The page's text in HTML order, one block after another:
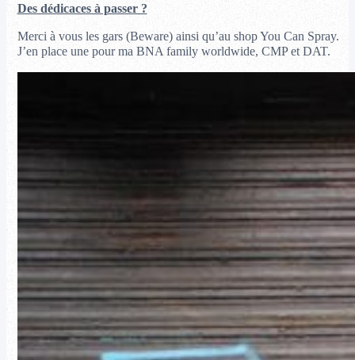
Des dédicaces à passer ?
Merci à vous les gars (Beware) ainsi qu’au shop You Can Spray.
J’en place une pour ma BNA family worldwide, CMP et DAT.